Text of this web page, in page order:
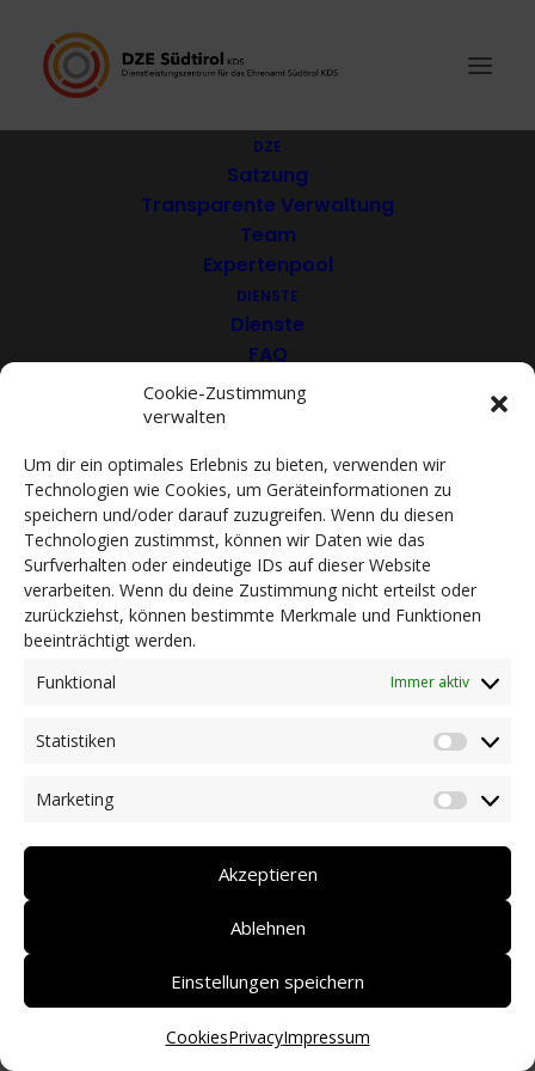
Cookie-Zustimmung
verwalten
Um dir ein optimales Erlebnis zu bieten, verwenden wir
Technologien wie Cookies, um Geräteinformationen zu
speichern und/oder darauf zuzugreifen. Wenn du diesen
Technologien zustimmst, können wir Daten wie das
Surfverhalten oder eindeutige IDs auf dieser Website
verarbeiten. Wenn du deine Zustimmung nicht erteilst oder
zurückziehst, können bestimmte Merkmale und Funktionen
beeinträchtigt werden.
Funktional
Immer aktiv
Statistiken
Marketing
Akzeptieren
Ablehnen
Einstellungen speichern
CookiesPrivacyImpressum
DZE
Satzung
Transparente Verwaltung
Team
Expertenpool
DIENSTE
Dienste
FAQ
Download
Mitglied werden
ACADEMY
VIDEOTHEK
NEWS
Dringlichkeitsmaßnahmen und aktuelle Informationen
Coronakrise: Hilfsangebote unserer Mitglieder
Initiativen unserer Mitglieder/Partner
DEUTSCH
Passirio Club